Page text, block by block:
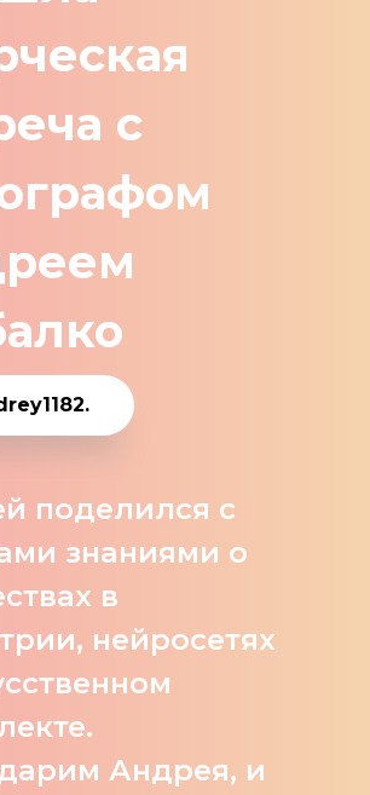
с
поделился с
знаниями о
в
нейросетях
Андрея, и